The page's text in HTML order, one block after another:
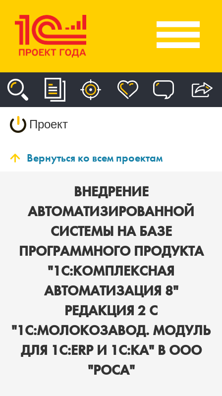
Проект
Вернуться ко всем проектам
ВНЕДРЕНИЕ
АВТОМАТИЗИРОВАННОЙ
СИСТЕМЫ НА БАЗЕ
ПРОГРАММНОГО ПРОДУКТА
"1С:КОМПЛЕКСНАЯ
АВТОМАТИЗАЦИЯ 8"
РЕДАКЦИЯ 2 С
"1С:МОЛОКОЗАВОД. МОДУЛЬ
ДЛЯ 1С:ERP И 1С:КА" В ООО
"РОСА"